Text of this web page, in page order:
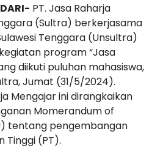
PT. Jasa Raharja
(Sultra) berkerjasama
Tenggara (Unsultra)
program “Jasa
diikuti puluhan mahasiswa,
Jumat (31/5/2024).
Mengajar ini dirangkaikan
Momerandum of
tentang pengembangan
Tinggi (PT).